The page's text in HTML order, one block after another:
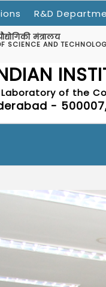
R&D
मंत्रालय
SCIENCE AND
of the
- 500007,